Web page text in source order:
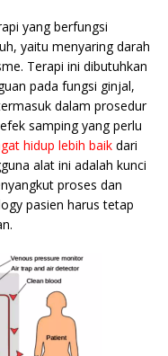
g
e
r
yang berfungsi
yaitu menyaring darah
Terapi ini dibutuhkan
pada fungsi ginjal,
dalam prosedur
samping yang perlu
hidup lebih baik dari
alat ini adalah kunci
proses dan
pasien harus tetap